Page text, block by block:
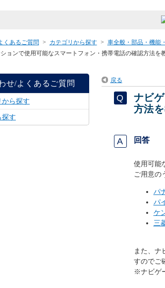
くあるご質問 > カテゴリから探す > 車全般・部品・機能
ョンで使用可能なスマートフォン・携帯電話の確認方法を
せ/よくあるご質問
から探す
探す
戻る
ナビ
方法
回答
使用可能
ご用意の
パ
パ
ケ
三
また、ナ
すのでご
※ナビゲ